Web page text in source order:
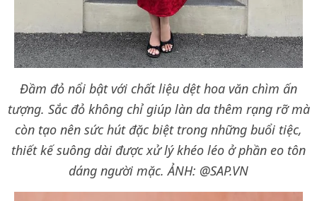
Đầm đỏ nổi bật với chất liệu dệt hoa văn chìm ấn
tượng. Sắc đỏ không chỉ giúp làn da thêm rạng rỡ mà
còn tạo nên sức hút đặc biệt trong những buổi tiệc,
thiết kế suông dài được xử lý khéo léo ở phần eo tôn
dáng người mặc.ẢNH: @SAP.VN